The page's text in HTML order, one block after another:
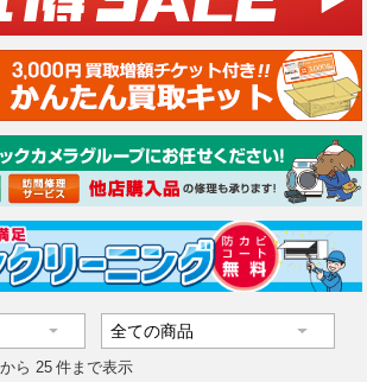
ら 25 件まで表示